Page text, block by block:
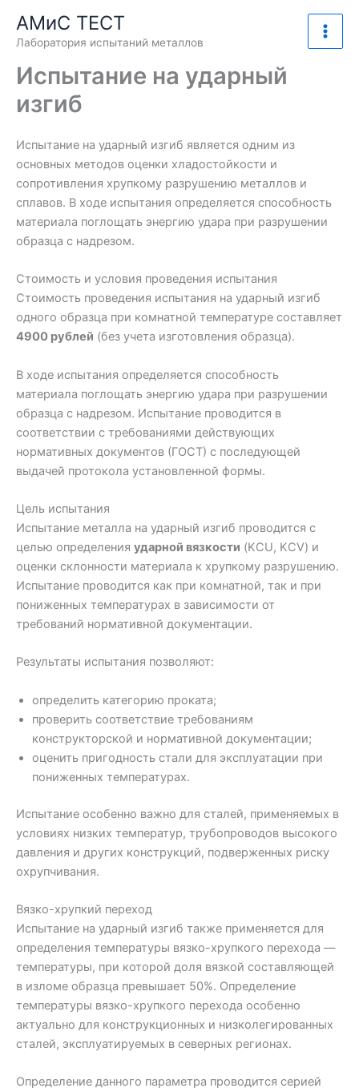
содержимому
АМиС ТЕСТ
Лаборатория испытаний металлов
Испытание на ударный
изгиб
Испытание на ударный изгиб является одним из
основных методов оценки хладостойкости и
сопротивления хрупкому разрушению металлов и
сплавов. В ходе испытания определяется способность
материала поглощать энергию удара при разрушении
образца с надрезом.
Стоимость и условия проведения испытания
Стоимость проведения испытания на ударный изгиб
одного образца при комнатной температуре составляет
4900 рублей (без учета изготовления образца).
В ходе испытания определяется способность
материала поглощать энергию удара при разрушении
образца с надрезом. Испытание проводится в
соответствии с требованиями действующих
нормативных документов (ГОСТ) с последующей
выдачей протокола установленной формы.
Цель испытания
Испытание металла на ударный изгиб проводится с
целью определения ударной вязкости (KCU, KCV) и
оценки склонности материала к хрупкому разрушению.
Испытание проводится как при комнатной, так и при
пониженных температурах в зависимости от
требований нормативной документации.
Результаты испытания позволяют:
определить категорию проката;
проверить соответствие требованиям
конструкторской и нормативной документации;
оценить пригодность стали для эксплуатации при
пониженных температурах.
Испытание особенно важно для сталей, применяемых в
условиях низких температур, трубопроводов высокого
давления и других конструкций, подверженных риску
охрупчивания.
Вязко-хрупкий переход
Испытание на ударный изгиб также применяется для
определения температуры вязко-хрупкого перехода —
температуры, при которой доля вязкой составляющей
в изломе образца превышает 50%. Определение
температуры вязко-хрупкого перехода особенно
актуально для конструкционных и низколегированных
сталей, эксплуатируемых в северных регионах.
Определение данного параметра проводится серией